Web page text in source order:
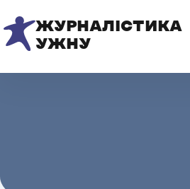
ЖУРНАЛІСТИКА
УЖНУ